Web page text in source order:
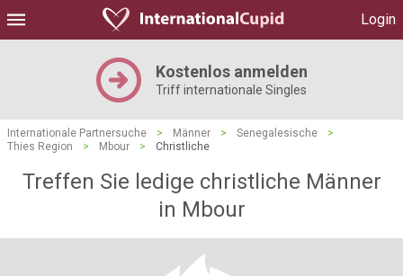
Login
Kostenlos anmelden
Triff internationale Singles
Internationale Partnersuche > Männer > Senegalesische
>
Thies Region
> Mbour > Christliche
Treffen Sie ledige christliche Männer
in Mbour